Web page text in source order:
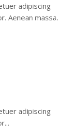
adipiscing
Aenean massa.
adipiscing